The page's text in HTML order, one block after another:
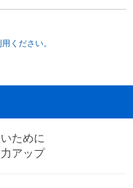
ください。
ために
アップ